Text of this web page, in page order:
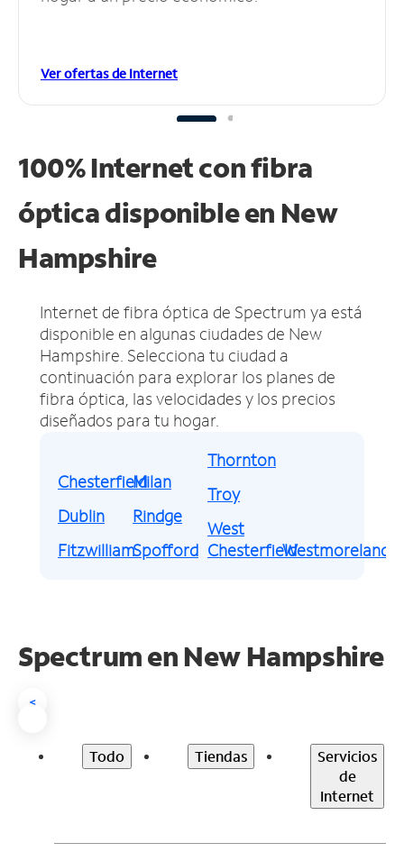
Ver ofertas de Internet
100% Internet con fibra
óptica disponible en New
Hampshire
Internet de fibra óptica de Spectrum ya está
disponible en algunas ciudades de New
Hampshire. Selecciona tu ciudad a
continuación para explorar los planes de
fibra óptica, las velocidades y los precios
diseñados para tu hogar.
Chesterfield
Dublin
Fitzwilliam
Milan
Rindge
Spofford
Thornton
Troy
West
ChesterfieldWestmoreland
Spectrum en New Hampshire
<
Todo Tiendas
Servicios
de
Internet